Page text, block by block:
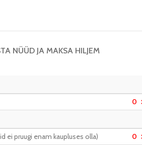
NÜÜD JA MAKSA HILJEM
0
ei pruugi enam kaupluses olla)
0